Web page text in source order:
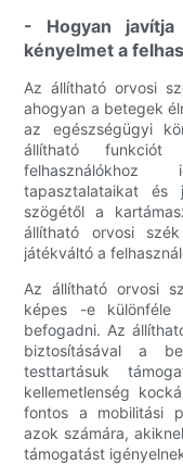
- Hogyan javítja
kényelmet a
Az állítható orvosi
ahogyan a betegek
az egészségügyi
állítható
tapasztalataikat és
szögétől a
állítható orvosi
játékváltó a
Az állítható orvosi
képes -e különféle
befogadni. Az
biztosításával a
testtartásuk
kellemetlenség
fontos a mobilitási
azok számára,
támogatást